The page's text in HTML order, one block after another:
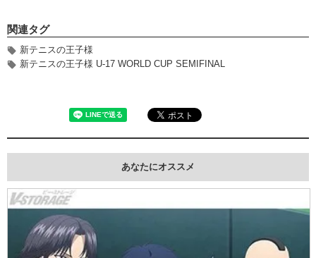
関連タグ
新テニスの王⼦様
新テニスの王⼦様 U-17 WORLD CUP SEMIFINAL
あなたにオススメ